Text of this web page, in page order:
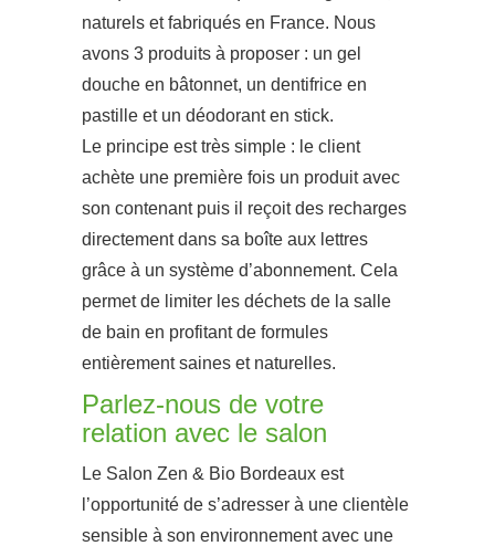
naturels et fabriqués en France. Nous
avons 3 produits à proposer : un gel
douche en bâtonnet, un dentifrice en
pastille et un déodorant en stick.
Le principe est très simple : le client
achète une première fois un produit avec
son contenant puis il reçoit des recharges
directement dans sa boîte aux lettres
grâce à un système d’abonnement. Cela
permet de limiter les déchets de la salle
de bain en profitant de formules
entièrement saines et naturelles.
Parlez-nous de votre
relation avec le salon
Le Salon Zen & Bio Bordeaux est
l’opportunité de s’adresser à une clientèle
sensible à son environnement avec une